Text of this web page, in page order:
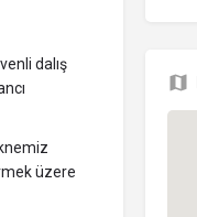
dalış
üzere